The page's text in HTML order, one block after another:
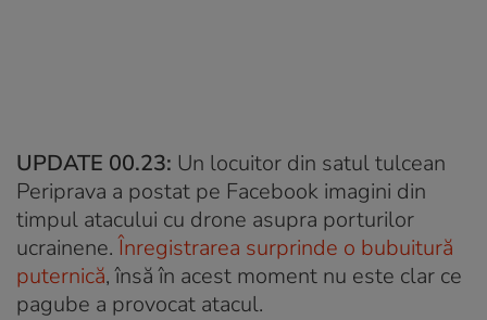
UPDATE 00.23: Un locuitor din satul tulcean
Periprava a postat pe Facebook imagini din
timpul atacului cu drone asupra porturilor
ucrainene.Înregistrarea surprinde o bubuitură
puternică, însă în acest moment nu este clar ce
pagube a provocat atacul.